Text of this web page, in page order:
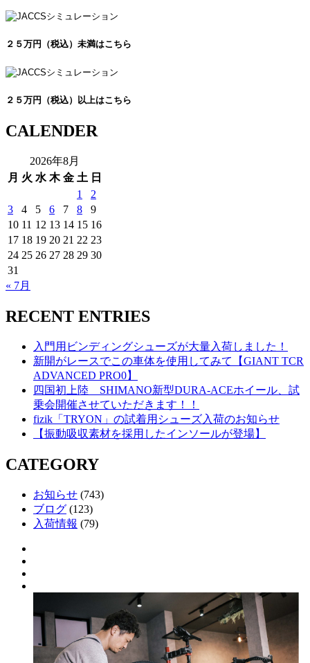
２５万円（税込）未満はこちら
２５万円（税込）以上はこちら
CALENDER
2026年8月
月 火 水 木 金 土 日
1
2
3
4 5 6 7 8
9
10 11 12 13 14 15 16
17 18 19 20 21 22 23
24 25 26 27 28 29 30
31
« 7月
RECENT ENTRIES
入門用ビンディングシューズが大量入荷しました！
新開がレースでこの車体を使用してみて【GIANT TCR
ADVANCED PRO0】
四国初上陸 SHIMANO新型DURA-ACEホイール、試
乗会開催させていただきます！！
fizik「TRYON」の試着用シューズ入荷のお知らせ
【振動吸収素材を採用したインソールが登場】
CATEGORY
お知らせ (743)
ブログ (123)
入荷情報 (79)